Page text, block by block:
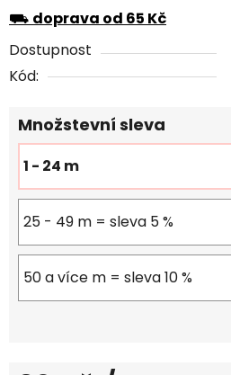
⛟ doprava od 65 Kč
Dostupnost
Kód:
Množstevní sleva
1 - 24 m
25 - 49 m = sleva 5 %
50 a více m = sleva 10 %